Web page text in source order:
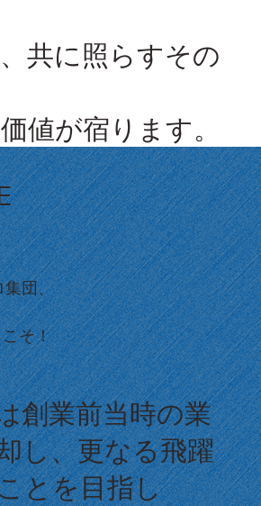
共に照らすその
値が宿ります。
団、
そ！
創業前当時の業
し、更なる飛躍
とを目指し